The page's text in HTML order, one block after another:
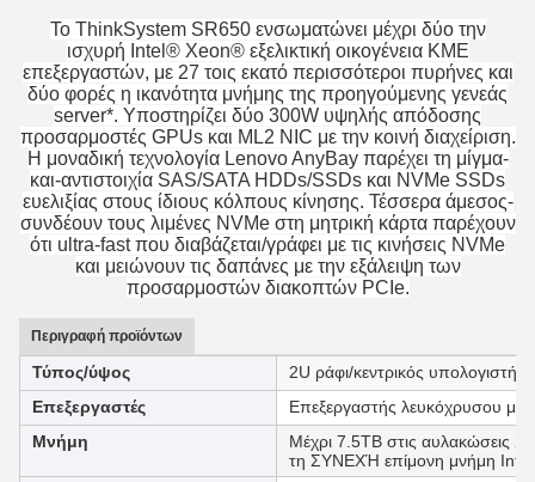
Το ThinkSystem SR650 ενσωματώνει μέχρι δύο την
ισχυρή Intel® Xeon® εξελικτική οικογένεια ΚΜΕ
επεξεργαστών, με 27 τοις εκατό περισσότεροι πυρήνες και
δύο φορές η ικανότητα μνήμης της προηγούμενης γενεάς
server*. Υποστηρίζει δύο 300W υψηλής απόδοσης
προσαρμοστές GPUs και ML2 NIC με την κοινή διαχείριση.
Η μοναδική τεχνολογία Lenovo AnyBay παρέχει τη μίγμα-
και-αντιστοιχία SAS/SATA HDDs/SSDs και NVMe SSDs
ευελιξίας στους ίδιους κόλπους κίνησης. Τέσσερα άμεσος-
συνδέουν τους λιμένες NVMe στη μητρική κάρτα παρέχουν
ότι ultra-fast που διαβάζεται/γράφει με τις κινήσεις NVMe
και μειώνουν τις δαπάνες με την εξάλειψη των
προσαρμοστών διακοπτών PCIe.
Περιγραφή προϊόντων
Τύπος/ύψος
2U ράφι/κεντρικός υπολογιστής
Επεξεργαστές
Επεξεργαστής λευκόχρυσου
Μνήμη
Μέχρι 7.5TB στις αυλακώσεις
τη ΣΥΝΕΧΉ επίμονη μνήμη